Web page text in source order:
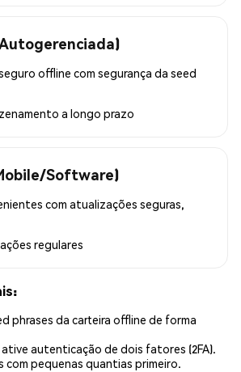
offline com segurança da seed
a longo prazo
Software)
com atualizações seguras,
regulares
phrases da carteira offline de forma
ative autenticação de dois fatores (2FA).
com pequenas quantias primeiro.